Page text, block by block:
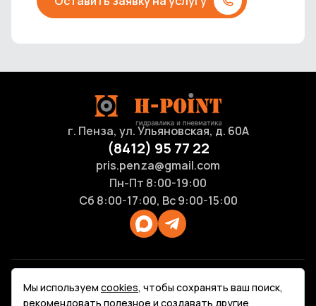
г. Пенза, ул. Ульяновская, д. 60А
(8412) 95 77 22
pris.penza@gmail.com
Пн-Пт 8:00-19:00
Сб 8:00-17:00, Вс 9:00-15:00
Продукция
Каталоги
Мы используем cookies, чтобы сохранять ваш поиск,
рекомендовать полезное и создавать другие